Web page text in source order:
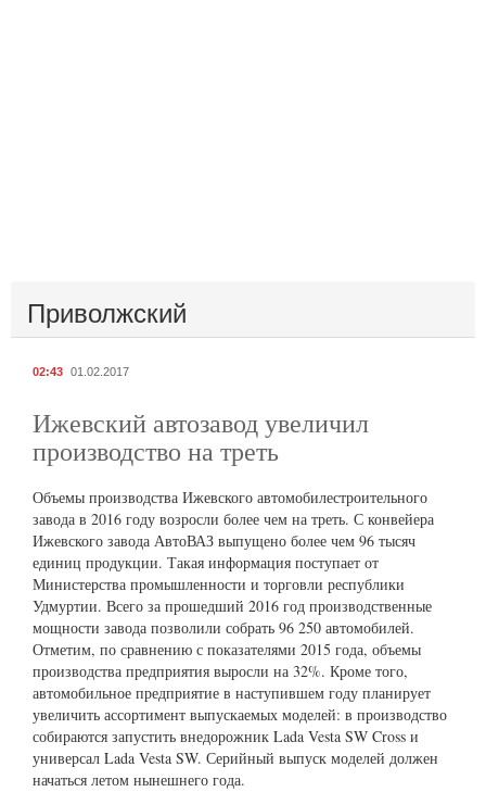
Приволжский
02:43 01.02.2017
Ижевский автозавод увеличил
производство на треть
Объемы производства Ижевского автомобилестроительного
завода в 2016 году возросли более чем на треть. С конвейера
Ижевского завода АвтоВАЗ выпущено более чем 96 тысяч
единиц продукции. Такая информация поступает от
Министерства промышленности и торговли республики
Удмуртии. Всего за прошедший 2016 год производственные
мощности завода позволили собрать 96 250 автомобилей.
Отметим, по сравнению с показателями 2015 года, объемы
производства предприятия выросли на 32%. Кроме того,
автомобильное предприятие в наступившем году планирует
увеличить ассортимент выпускаемых моделей: в производство
собираются запустить внедорожник Lada Vesta SW Cross и
универсал Lada Vesta SW. Серийный выпуск моделей должен
начаться летом нынешнего года.